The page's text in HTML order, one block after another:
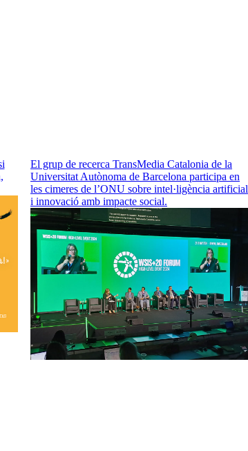
El grup de recerca TransMedia Catalonia de la
Universitat Autònoma de Barcelona participa en
les cimeres de l’ONU sobre intel·ligència artificial
i innovació amb impacte social.